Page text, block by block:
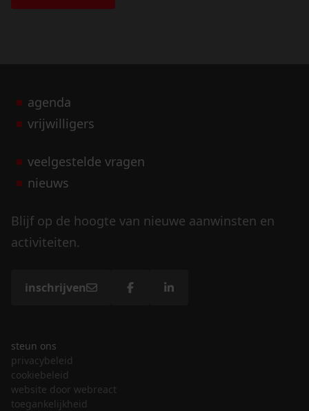
agenda
vrijwilligers
veelgestelde vragen
nieuws
Blijf op de hoogte van nieuwe aanwinsten en
activiteiten.
inschrijven
steun ons
privacybeleid
cookiebeleid
website door webreact
toegankelijkheid